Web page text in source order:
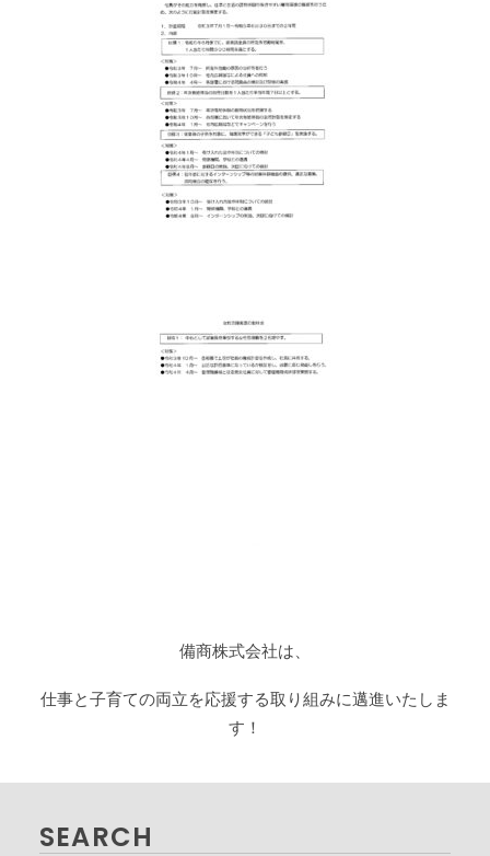
備商株式会社は、
仕事と子育ての両立を応援する取り組みに邁進いたしま
す！
SEARCH